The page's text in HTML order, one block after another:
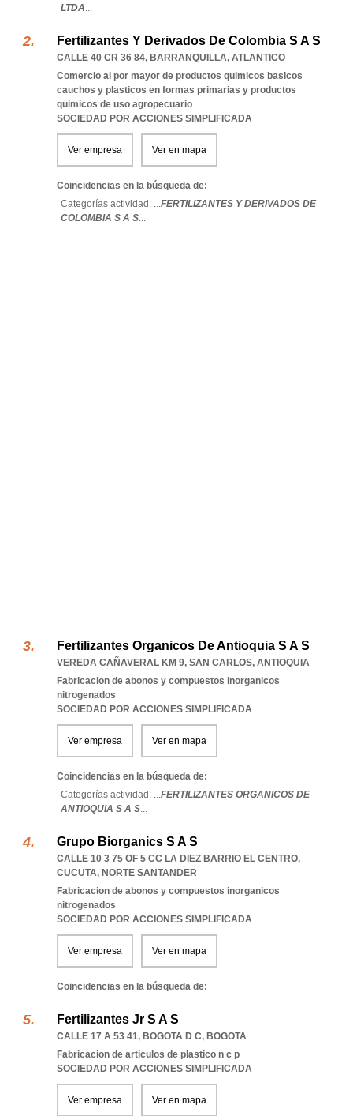
LTDA...
Fertilizantes Y Derivados De Colombia S A S
CALLE 40 CR 36 84, BARRANQUILLA, ATLANTICO
Comercio al por mayor de productos quimicos basicos
cauchos y plasticos en formas primarias y productos
quimicos de uso agropecuario
SOCIEDAD POR ACCIONES SIMPLIFICADA
Ver empresa Ver en mapa
Coincidencias en la búsqueda de:
Categorías actividad: ...FERTILIZANTES Y DERIVADOS DE
COLOMBIA S A S...
Fertilizantes Organicos De Antioquia S A S
VEREDA CAÑAVERAL KM 9, SAN CARLOS, ANTIOQUIA
Fabricacion de abonos y compuestos inorganicos
nitrogenados
SOCIEDAD POR ACCIONES SIMPLIFICADA
Ver empresa Ver en mapa
Coincidencias en la búsqueda de:
Categorías actividad: ...FERTILIZANTES ORGANICOS DE
ANTIOQUIA S A S...
Grupo Biorganics S A S
CALLE 10 3 75 OF 5 CC LA DIEZ BARRIO EL CENTRO,
CUCUTA, NORTE SANTANDER
Fabricacion de abonos y compuestos inorganicos
nitrogenados
SOCIEDAD POR ACCIONES SIMPLIFICADA
Ver empresa Ver en mapa
Coincidencias en la búsqueda de:
Fertilizantes Jr S A S
CALLE 17 A 53 41, BOGOTA D C, BOGOTA
Fabricacion de articulos de plastico n c p
SOCIEDAD POR ACCIONES SIMPLIFICADA
Ver empresa Ver en mapa